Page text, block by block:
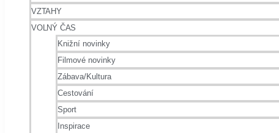
VZTAHY
VOLNÝ ČAS
Knižní novinky
Filmové novinky
Zábava/Kultura
Cestování
Sport
Inspirace